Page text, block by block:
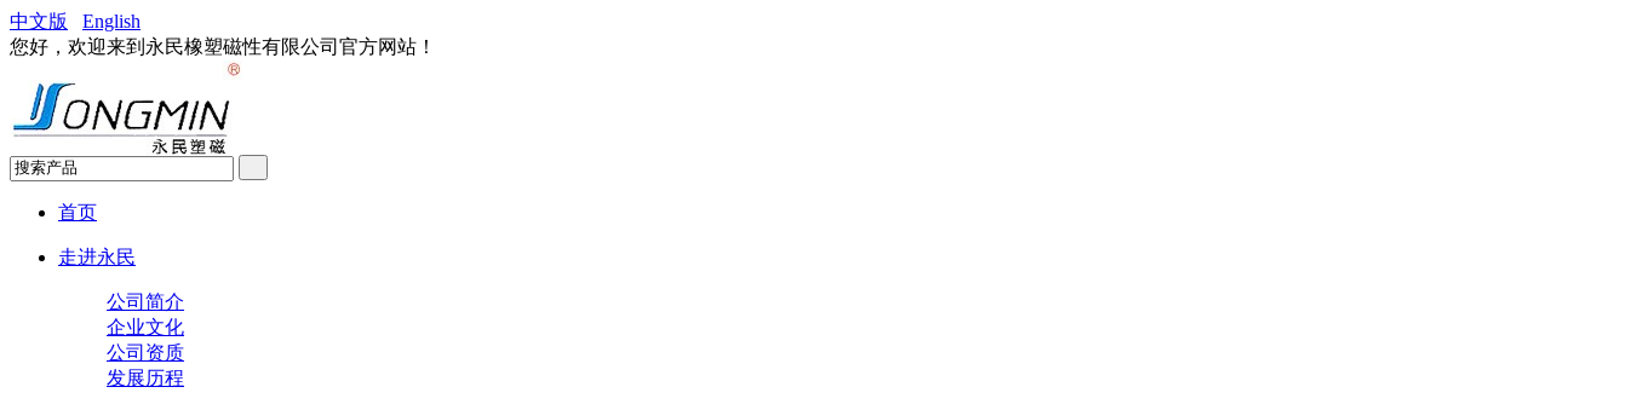
中文版
English
您好，欢迎来到永民橡塑磁性有限公司官方网站！
首页
走进永民
公司简介
企业文化
公司资质
发展历程